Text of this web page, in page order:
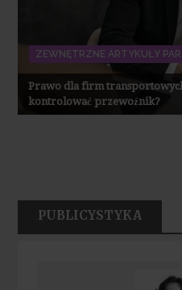
ZEWNĘTRZNE ARTYKUŁY
Prawo dla firm
kontrolować przewoźnik?
PUBLICYSTYKA